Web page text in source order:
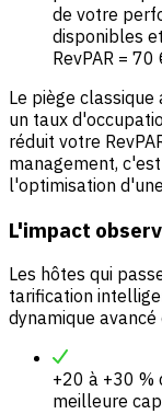
de votre
disponibles
RevPAR = 70
Le piège
un taux
réduit votre
management,
l'optimisation
L'impact
Les hôtes qui
tarification
dynamique
+20 à +30 %
meilleure